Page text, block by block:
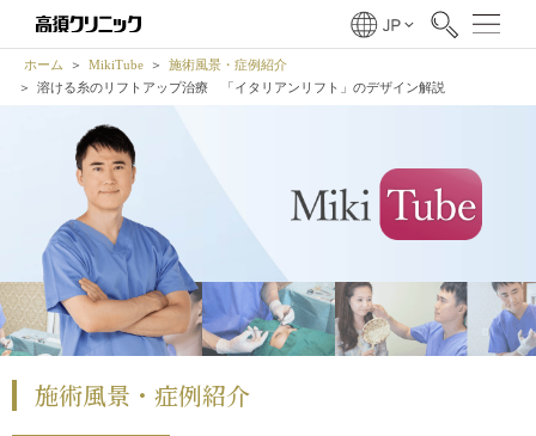
ホーム MikiTube
施術風景・症例紹介
溶ける糸のリフトアップ治療 「イタリアンリフト 」のデザイン解説
施術風景・症例紹介